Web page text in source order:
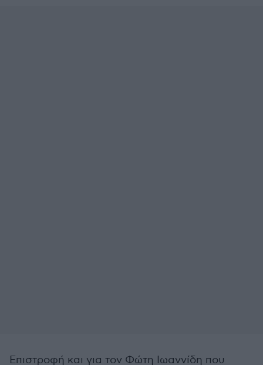
Επιστροφή και για τον Φώτη Ιωαννίδη που